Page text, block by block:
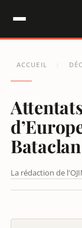
ACCUEIL /
La rédaction de
Panneau de